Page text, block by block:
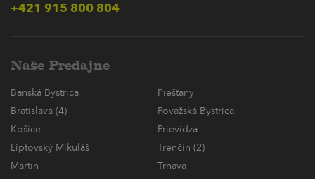
+421 915 800 804
Naše Predajne
Banská Bystrica
Piešťany
Bratislava (4)
Považská Bystrica
Košice
Prievidza
Liptovský Mikuláš
Trenčín (2)
Martin
Trnava